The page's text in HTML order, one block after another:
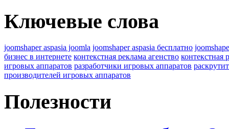
Ключевые слова
joomshaper aspasia joomla joomshaper aspasia бесплатно
бизнес в интернете контекстная реклама агенство контекстная
игровых аппаратов разработчики игровых аппаратов
производителей игровых аппаратов
Полезности